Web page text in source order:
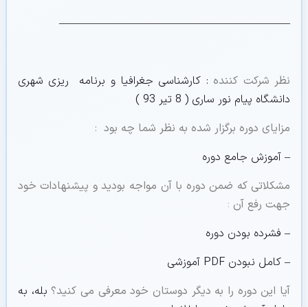
—————————————————————
نظر شرکت کننده : کارشناسی جغرافیا و برنامه ریزی شهری
دانشگاه پیام نور ساری ( 8 تیر 93 )
مزایای دوره برگزار شده به نظر شما چه بود :
– آموزش جامع دوره
مشکلاتی که ضمن دوره با آن مواجه بودید و پیشنهادات خود
جهت رفع آن :
– فشرده بودن دوره
– کامل نبودن PDF آموزشی
آیا این دوره را به دیگر دوستان خود معرفی می کنید؟ بله، به